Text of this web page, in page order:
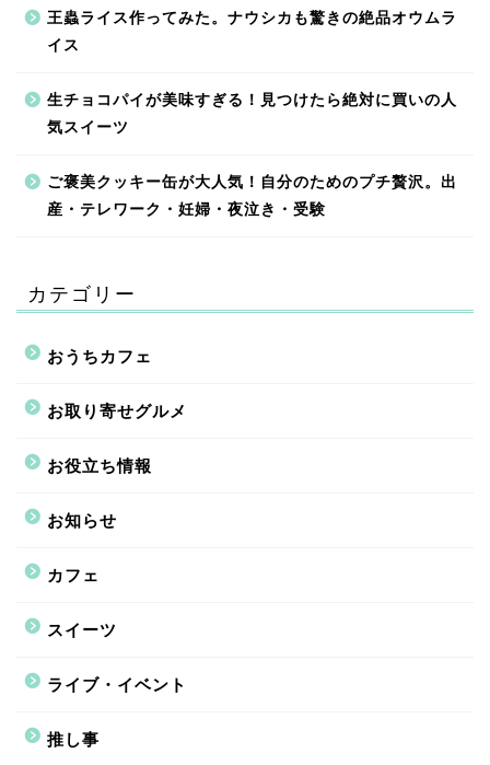
王蟲ライス作ってみた。ナウシカも驚きの絶品オウムラ
イス
生チョコパイが美味すぎる！見つけたら絶対に買いの人
気スイーツ
ご褒美クッキー缶が大人気！自分のためのプチ贅沢。出
産・テレワーク・妊婦・夜泣き・受験
カテゴリー
おうちカフェ
お取り寄せグルメ
お役立ち情報
お知らせ
カフェ
スイーツ
ライブ・イベント
推し事